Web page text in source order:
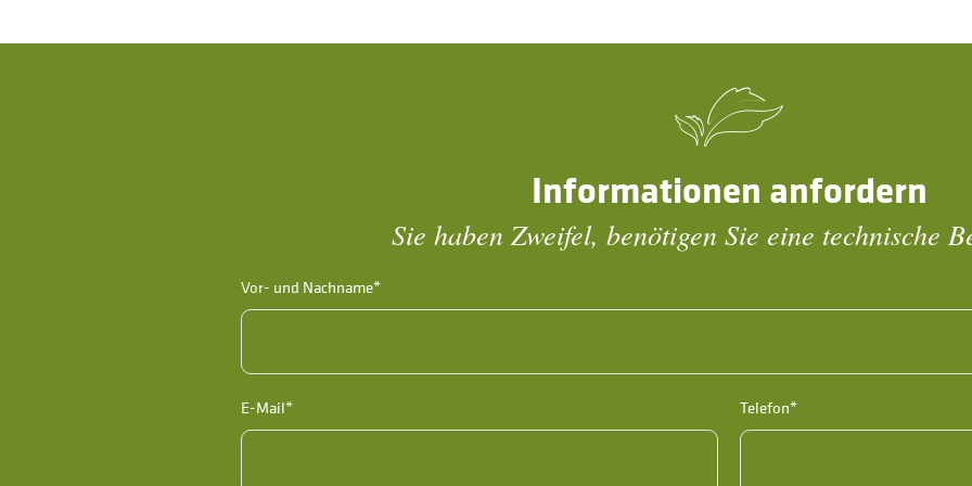
Informationen anfordern
Sie haben Zweifel, benötigen Sie eine technische
Vor- und Nachname*
E-Mail* Telefon*